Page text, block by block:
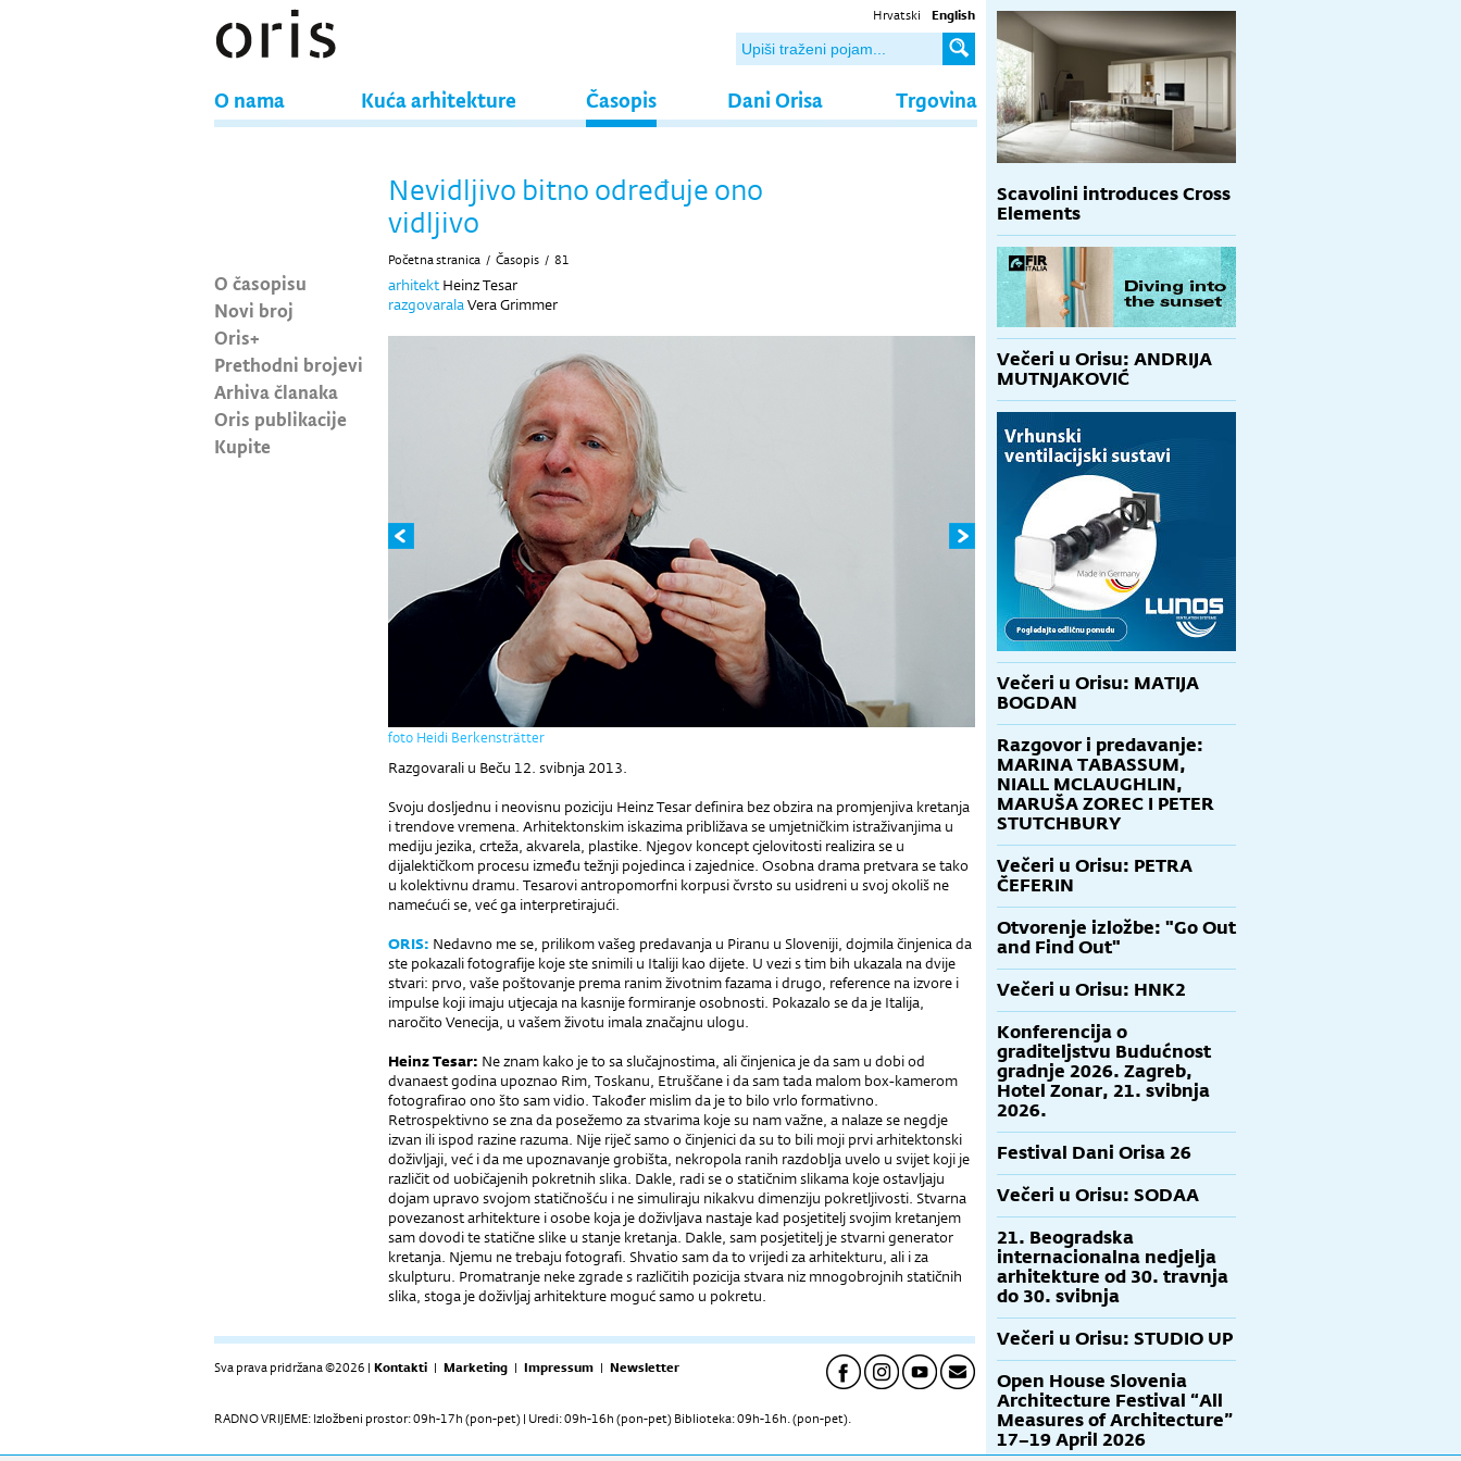
Hrvatski English
O nama Kuća arhitekture Časopis Dani Orisa Trgovina
O časopisu
Novi broj
Oris+
Prethodni brojevi
Arhiva članaka
Oris publikacije
Kupite
Nevidljivo bitno određuje ono
vidljivo
Početna stranica / Časopis / 81
arhitekt Heinz Tesar
razgovaralaVera Grimmer
foto Heidi Berkensträtter
Razgovarali u Beču 12. svibnja 2013.
Svoju dosljednu i neovisnu poziciju Heinz Tesar definira bez obzira na promjenjiva kretanja
i trendove vremena. Arhitektonskim iskazima približava se umjetničkim istraživanjima u
mediju jezika, crteža, akvarela, plastike. Njegov koncept cjelovitosti realizira se u
dijalektičkom procesu između težnji pojedinca i zajednice. Osobna drama pretvara se tako
u kolektivnu dramu. Tesarovi antropomorfni korpusi čvrsto su usidreni u svoj okoliš ne
namećući se, već ga interpretirajući.
ORIS: Nedavno me se, prilikom vašeg predavanja u Piranu u Sloveniji, dojmila činjenica da
ste pokazali fotografije koje ste snimili u Italiji kao dijete. U vezi s tim bih ukazala na dvije
stvari: prvo, vaše poštovanje prema ranim životnim fazama i drugo, reference na izvore i
impulse koji imaju utjecaja na kasnije formiranje osobnosti. Pokazalo se da je Italija,
naročito Venecija, u vašem životu imala značajnu ulogu.
Heinz Tesar: Ne znam kako je to sa slučajnostima, ali činjenica je da sam u dobi od
dvanaest godina upoznao Rim, Toskanu, Etruščane i da sam tada malom box-kamerom
fotografirao ono što sam vidio. Također mislim da je to bilo vrlo formativno.
Retrospektivno se zna da posežemo za stvarima koje su nam važne, a nalaze se negdje
izvan ili ispod razine razuma. Nije riječ samo o činjenici da su to bili moji prvi arhitektonski
doživljaji, već i da me upoznavanje grobišta, nekropola ranih razdoblja uvelo u svijet koji je
različit od uobičajenih pokretnih slika. Dakle, radi se o statičnim slikama koje ostavljaju
dojam upravo svojom statičnošću i ne simuliraju nikakvu dimenziju pokretljivosti. Stvarna
povezanost arhitekture i osobe koja je doživljava nastaje kad posjetitelj svojim kretanjem
sam dovodi te statične slike u stanje kretanja. Dakle, sam posjetitelj je stvarni generator
kretanja. Njemu ne trebaju fotografi. Shvatio sam da to vrijedi za arhitekturu, ali i za
skulpturu. Promatranje neke zgrade s različitih pozicija stvara niz mnogobrojnih statičnih
slika, stoga je doživljaj arhitekture moguć samo u pokretu.
Sva prava pridržana ©2026 | Kontakti | Marketing | Impressum | Newsletter
RADNO VRIJEME: Izložbeni prostor: 09h-17h (pon-pet) | Uredi: 09h-16h (pon-pet) Biblioteka: 09h-16h. (pon-pet).
Scavolini introduces Cross
Elements
Večeri u Orisu: ANDRIJA
MUTNJAKOVIĆ
Večeri u Orisu: MATIJA
BOGDAN
Razgovor i predavanje:
MARINA TABASSUM,
NIALL MCLAUGHLIN,
MARUŠA ZOREC I PETER
STUTCHBURY
Večeri u Orisu: PETRA
ČEFERIN
Otvorenje izložbe: "Go Out
and Find Out"
Večeri u Orisu: HNK2
Konferencija o
graditeljstvu Budućnost
gradnje 2026. Zagreb,
Hotel Zonar, 21. svibnja
2026.
Festival Dani Orisa 26
Večeri u Orisu: SODAA
21. Beogradska
internacionalna nedjelja
arhitekture od 30. travnja
do 30. svibnja
Večeri u Orisu: STUDIO UP
Open House Slovenia
Architecture Festival “All
Measures of Architecture”
17–19 April 2026